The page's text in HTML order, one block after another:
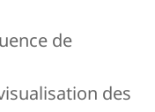
de
des